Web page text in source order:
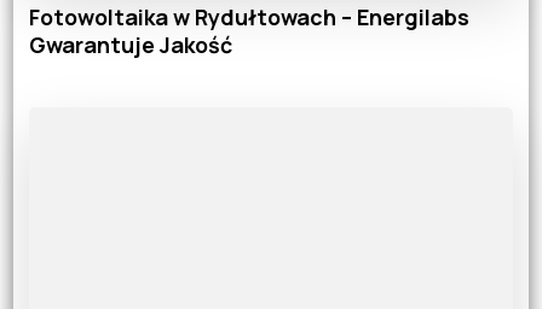
Fotowoltaika w Rydułtowach – Energilabs
Gwarantuje Jakość